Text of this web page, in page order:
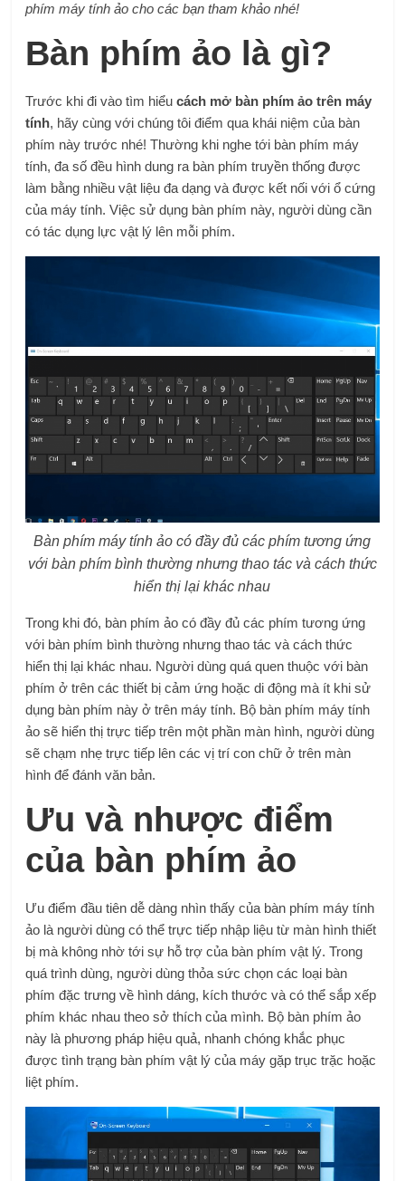
phím máy tính ảo cho các bạn tham khảo nhé!
Bàn phím ảo là gì?
Trước khi đi vào tìm hiểucách mở bàn phím ảo trên máy
tính, hãy cùng với chúng tôi điểm qua khái niệm của bàn
phím này trước nhé! Thường khi nghe tới bàn phím máy
tính, đa số đều hình dung ra bàn phím truyền thống được
làm bằng nhiều vật liệu đa dạng và được kết nối với ổ cứng
của máy tính. Việc sử dụng bàn phím này, người dùng cần
có tác dụng lực vật lý lên mỗi phím.
Bàn phím máy tính ảo có đầy đủ các phím tương ứng
với bàn phím bình thường nhưng thao tác và cách thức
hiển thị lại khác nhau
Trong khi đó, bàn phím ảo có đầy đủ các phím tương ứng
với bàn phím bình thường nhưng thao tác và cách thức
hiển thị lại khác nhau. Người dùng quá quen thuộc với bàn
phím ở trên các thiết bị cảm ứng hoặc di động mà ít khi sử
dụng bàn phím này ở trên máy tính. Bộ bàn phím máy tính
ảo sẽ hiển thị trực tiếp trên một phần màn hình, người dùng
sẽ chạm nhẹ trực tiếp lên các vị trí con chữ ở trên màn
hình để đánh văn bản.
Ưu và nhược điểm
của bàn phím ảo
Ưu điểm đầu tiên dễ dàng nhìn thấy của bàn phím máy tính
ảo là người dùng có thể trực tiếp nhập liệu từ màn hình thiết
bị mà không nhờ tới sự hỗ trợ của bàn phím vật lý. Trong
quá trình dùng, người dùng thỏa sức chọn các loại bàn
phím đặc trưng về hình dáng, kích thước và có thể sắp xếp
phím khác nhau theo sở thích của mình. Bộ bàn phím ảo
này là phương pháp hiệu quả, nhanh chóng khắc phục
được tình trạng bàn phím vật lý của máy gặp trục trặc hoặc
liệt phím.